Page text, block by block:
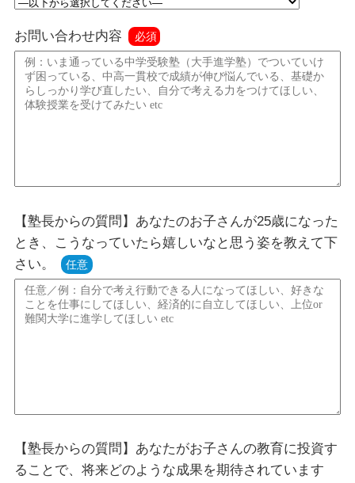
お問い合わせ内容 必須
【塾長からの質問】あなたのお子さんが25歳になった
とき、こうなっていたら嬉しいなと思う姿を教えて下
さい。
任意
【塾長からの質問】あなたがお子さんの教育に投資す
ることで、将来どのような成果を期待されています